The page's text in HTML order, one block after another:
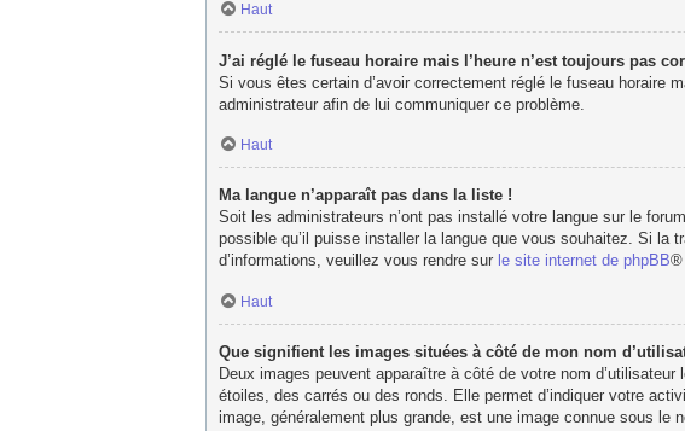
Haut
J’ai réglé le fuseau horaire mais l’heure n’est toujours pas
Si vous êtes certain d’avoir correctement réglé le fuseau horaire
administrateur afin de lui communiquer ce problème.
Haut
Ma langue n’apparaît pas dans la liste !
Soit les administrateurs n’ont pas installé votre langue sur le
possible qu’il puisse installer la langue que vous souhaitez. Si la
d’informations, veuillez vous rendre sur le site internet de phpBB®
Haut
Que signifient les images situées à côté de mon nom
Deux images peuvent apparaître à côté de votre nom
étoiles, des carrés ou des ronds. Elle permet d’indiquer votre
image, généralement plus grande, est une image connue sous le